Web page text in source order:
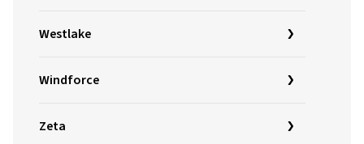
Westlake
Windforce
Zeta